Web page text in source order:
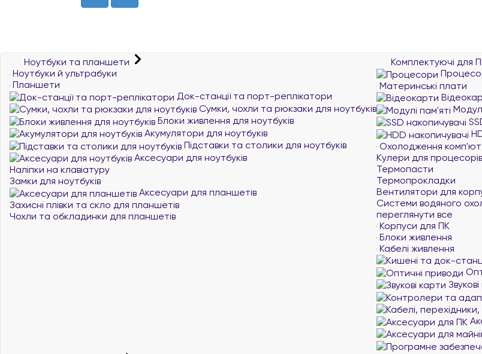
Ноутбуки та планшети
Ноутбуки й ультрабуки
Планшети
Док-станції та порт-реплікатори
Сумки, чохли та рюкзаки для ноутбуків
Блоки живлення для ноутбуків
Акумулятори для ноутбуків
Підставки та столики для ноутбуків
Аксесуари для ноутбуків
Наліпки на клавіатуру
Замки для ноутбуків
Аксесуари для планшетів
Захисні плівки та скло для планшетів
Чохли та обкладинки для планшетів
Комплектуючі для
Материнські плати
Охолодження
Кулери для процесорів
Термопасти
Термопрокладки
Вентилятори для
Системи водяного
переглянути все
Корпуси для ПК
Блоки живлення
Кабелі живлення